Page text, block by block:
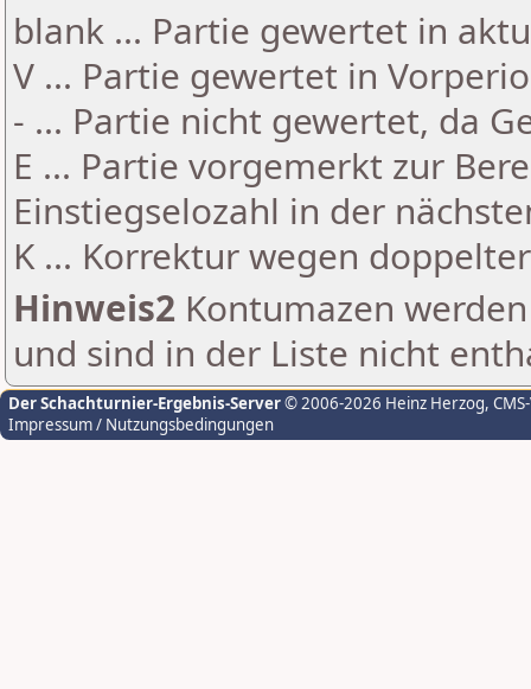
blank ... Partie gewertet in
V ... Partie gewertet in
- ... Partie nicht gewertet, da
E ... Partie vorgemerkt zur
Einstiegselozahl in der
K ... Korrektur wegen
Hinweis2 Kontumazen
und sind in der Liste nicht
Der Schachturnier-Ergebnis-Server© 2006-2026 Heinz Herzog,
Impressum / Nutzungsbedingungen